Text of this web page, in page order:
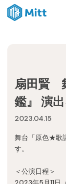
扇田賢
鑑』 演
2023.04.15
舞台「原色★歌
す。
＜公演日程＞